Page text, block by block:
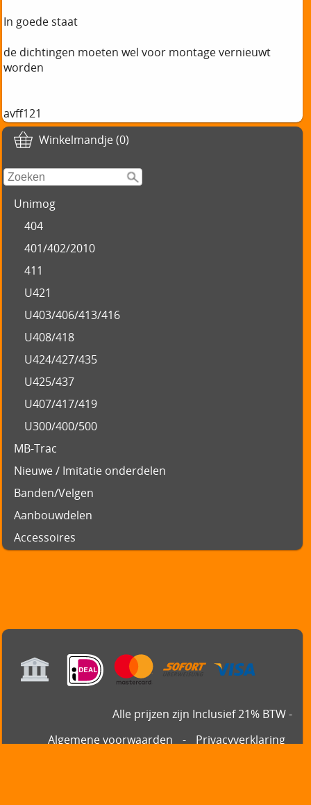
Winkelmandje (0)
Unimog
404
401/402/2010
411
U421
U403/406/413/416
U408/418
U424/427/435
U425/437
U407/417/419
U300/400/500
MB-Trac
Nieuwe / Imitatie onderdelen
Banden/Velgen
Aanbouwdelen
Accessoires
In goede staat
de dichtingen moeten wel voor montage vernieuwt
worden
avff121
Alle prijzen zijn Inclusief 21% BTW -
Algemene voorwaarden
- Privacyverklaring